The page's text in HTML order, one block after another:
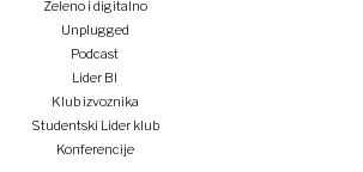
Zeleno i digitalno
Unplugged
Podcast
Lider BI
Klub izvoznika
Studentski Lider klub
Konferencije